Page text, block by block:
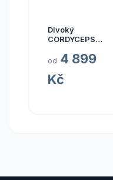
Divoký
CORDYCEPS
30 kapslí
od 4 899
Kč